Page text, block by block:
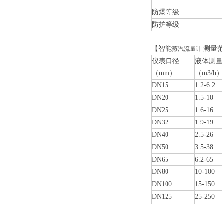
防爆等级
防护等级
【智能蒸汽流量计 测量
仪表口径
（mm）
液体测
（m3/h
DN15
1.2-6.2
DN20
1.5-10
DN25
1.6-16
DN32
1.9-19
DN40
2.5-26
DN50
3.5-38
DN65
6.2-65
DN80
10-100
DN100
15-150
DN125
25-250